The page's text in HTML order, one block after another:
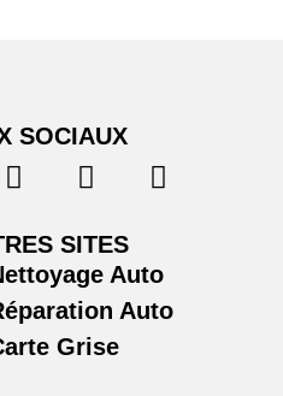
SOCIAUX
SITES
Auto
Auto
Grise